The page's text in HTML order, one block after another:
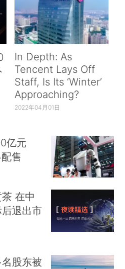
In Depth: As
Tencent Lays Off
Staff, Is Its ‘Winter’
Approaching?
2022年04月01日
亿元
售
在中
退出市
名股东被